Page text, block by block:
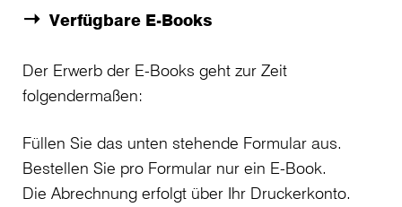
Verfügbare E-Books
Der Erwerb der E-Books geht zur Zeit
folgendermaßen:
Füllen Sie das unten stehende Formular aus.
Bestellen Sie pro Formular nur ein E-Book.
Die Abrechnung erfolgt über Ihr Druckerkonto.